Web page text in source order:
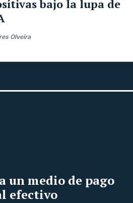
bajo la lupa de
Olveira
un medio de pago
efectivo